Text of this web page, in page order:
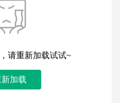
请重新加载试试~
加载